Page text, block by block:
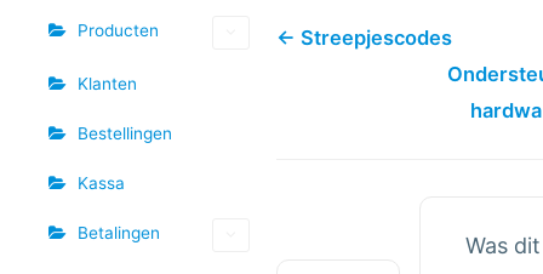
Producten
Klanten
Bestellingen
Kassa
Betalingen
← Streepjescodes
Was dit